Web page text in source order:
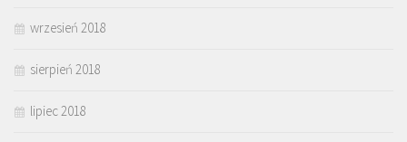
wrzesień 2018
sierpień 2018
lipiec 2018